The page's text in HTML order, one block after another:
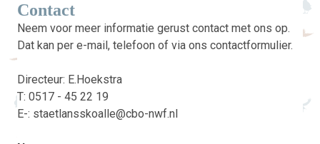
Contact
Neem voor meer informatie gerust contact met ons op.
Dat kan per e-mail, telefoon of via ons contactformulier.
Directeur: E.Hoekstra
T: 0517 - 45 22 19
E-: staetlansskoalle@cbo-nwf.nl